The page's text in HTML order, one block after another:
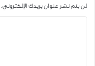
لن يتم نشر عنوان بريدك الإلكتروني.